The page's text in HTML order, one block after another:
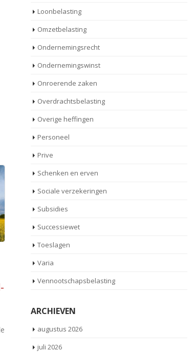
08
mei
Wie stelt moet bewijzen,
bewaarplicht
inspecteur de bewijslast draagt voor het
vaststellen van belastbare feiten, terwijl de
Loonbelasting
Omzetbelasting
Ondernemingsrecht
Ondernemingswinst
Onroerende zaken
Overdrachtsbelasting
Overige heffingen
Personeel
Prive
Schenken en erven
Sociale verzekeringen
Subsidies
Successiewet
Toeslagen
Varia
Vennootschapsbelasting
ARCHIEVEN
augustus 2026
juli 2026